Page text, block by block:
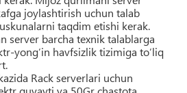
joylashtirish uchun talab
taqdim etishi kerak.
server barcha texnik talablarga
yong’in havfsizlik tizimiga to’liq
Rack serverlari uchun